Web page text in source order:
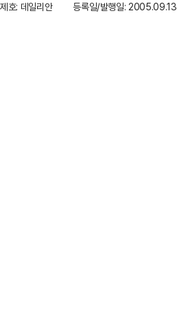
제호: 데일리안 등록일/발행일: 2005.09.13